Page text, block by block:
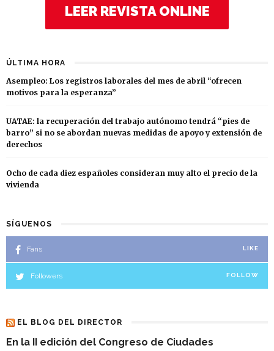
LEER REVISTA ONLINE
ÚLTIMA HORA
Asempleo: Los registros laborales del mes de abril “ofrecen
motivos para la esperanza”
UATAE: la recuperación del trabajo autónomo tendrá “pies de
barro” si no se abordan nuevas medidas de apoyo y extensión de
derechos
Ocho de cada diez españoles consideran muy alto el precio de la
vivienda
SÍGUENOS
Fans LIKE
Followers FOLLOW
EL BLOG DEL DIRECTOR
En la II edición del Congreso de Ciudades